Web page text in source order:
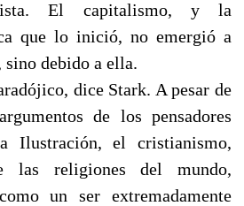
El capitalismo, y la
que lo inició, no emergió a
debido a ella.
dice Stark. A pesar de
de los pensadores
Ilustración, el cristianismo,
las religiones del mundo,
un ser extremadamente